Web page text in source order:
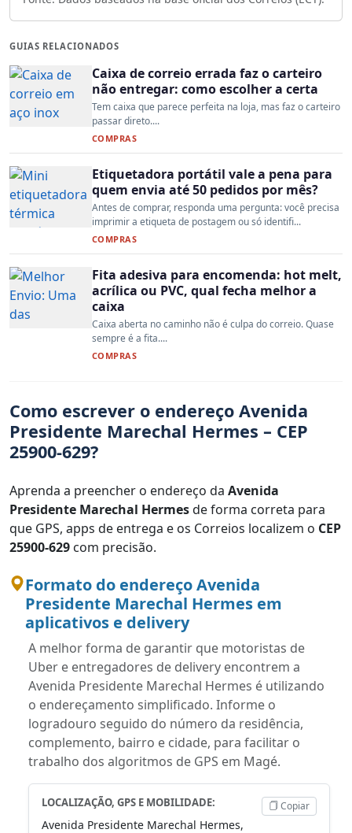
GUIAS RELACIONADOS
Caixa de correio errada faz o carteiro
não entregar: como escolher a certa
Tem caixa que parece perfeita na loja, mas faz o carteiro
passar direto....
COMPRAS
Etiquetadora portátil vale a pena para
quem envia até 50 pedidos por mês?
Antes de comprar, responda uma pergunta: você precisa
imprimir a etiqueta de postagem ou só identifi...
COMPRAS
Fita adesiva para encomenda: hot melt,
acrílica ou PVC, qual fecha melhor a
caixa
Caixa aberta no caminho não é culpa do correio. Quase
sempre é a fita....
COMPRAS
Como escrever o endereço Avenida
Presidente Marechal Hermes – CEP
25900-629?
Aprenda a preencher o endereço da Avenida
Presidente Marechal Hermesde forma correta para
que GPS, apps de entrega e os Correios localizem o CEP
25900-629 com precisão.
Formato do endereço Avenida
Presidente Marechal Hermes em
aplicativos e delivery
A melhor forma de garantir que motoristas de
Uber e entregadores de delivery encontrem a
Avenida Presidente Marechal Hermes é utilizando
o endereçamento simplificado. Informe o
logradouro seguido do número da residência,
complemento, bairro e cidade, para facilitar o
trabalho dos algoritmos de GPS em Magé.
LOCALIZAÇÃO, GPS E MOBILIDADE:
Avenida Presidente Marechal Hermes,
Copiar